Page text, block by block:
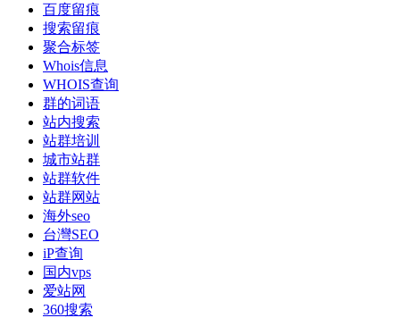
百度留痕
搜索留痕
聚合标签
Whois信息
WHOIS查询
群的词语
站内搜索
站群培训
城市站群
站群软件
站群网站
海外seo
台灣SEO
iP查询
国内vps
爱站网
360搜索